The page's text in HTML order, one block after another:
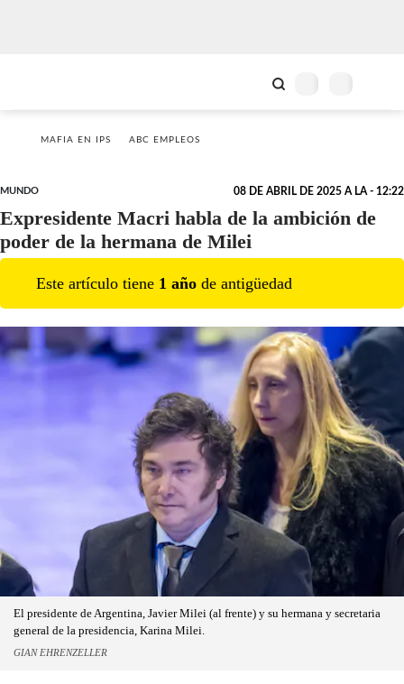
MAFIA EN IPS ABC EMPLEOS
MUNDO 08 DE ABRIL DE 2025 A LA - 12:22
Expresidente Macri habla de la ambición de
poder de la hermana de Milei
Este artículo tiene 1 año de antigüedad
El presidente de Argentina, Javier Milei (al frente) y su hermana y secretaria
general de la presidencia, Karina Milei.
GIAN EHRENZELLER